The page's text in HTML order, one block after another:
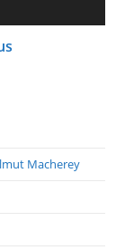
Macherey